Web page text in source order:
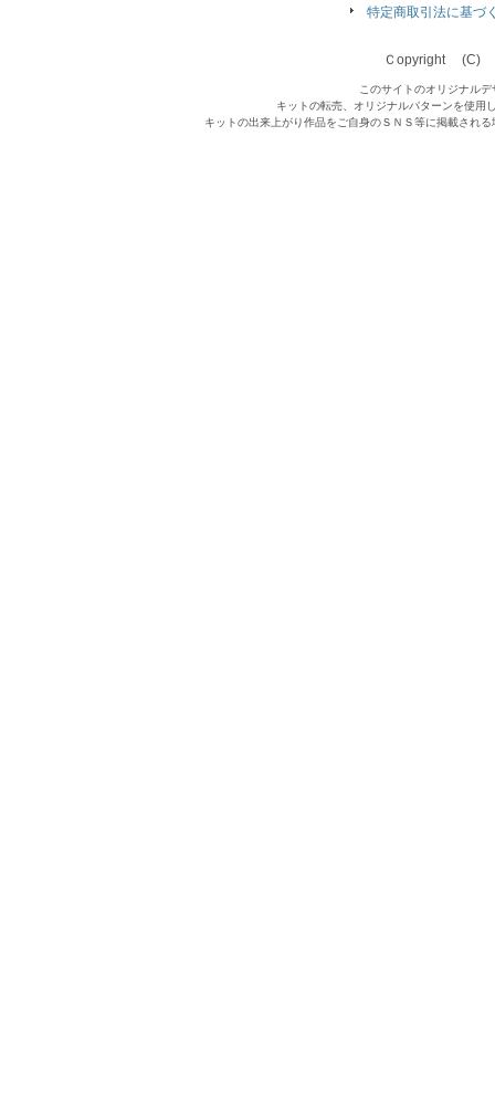
特定商取引法に基づ
Ｃopyright (C)
このサイトのオリジナル
キットの転売、オリジナルパターンを使用
キットの出来上がり作品をご自身のＳＮＳ等に掲載され